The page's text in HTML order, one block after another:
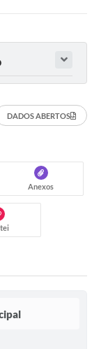
DADOS ABERTOS
Anexos